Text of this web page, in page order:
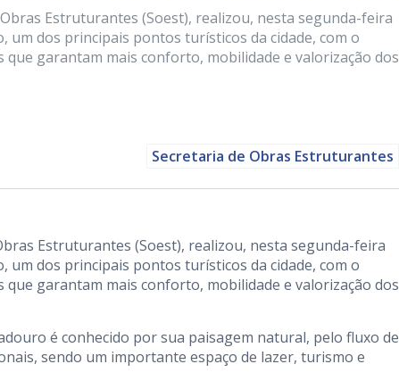
Estruturantes (Soest), realizou, nesta segunda-feira
um dos principais pontos turísticos da cidade, com o
garantam mais conforto, mobilidade e valorização dos
Secretaria de Obras Estruturantes
Estruturantes (Soest), realizou, nesta segunda-feira
um dos principais pontos turísticos da cidade, com o
garantam mais conforto, mobilidade e valorização dos
é conhecido por sua paisagem natural, pelo fluxo de
sendo um importante espaço de lazer, turismo e